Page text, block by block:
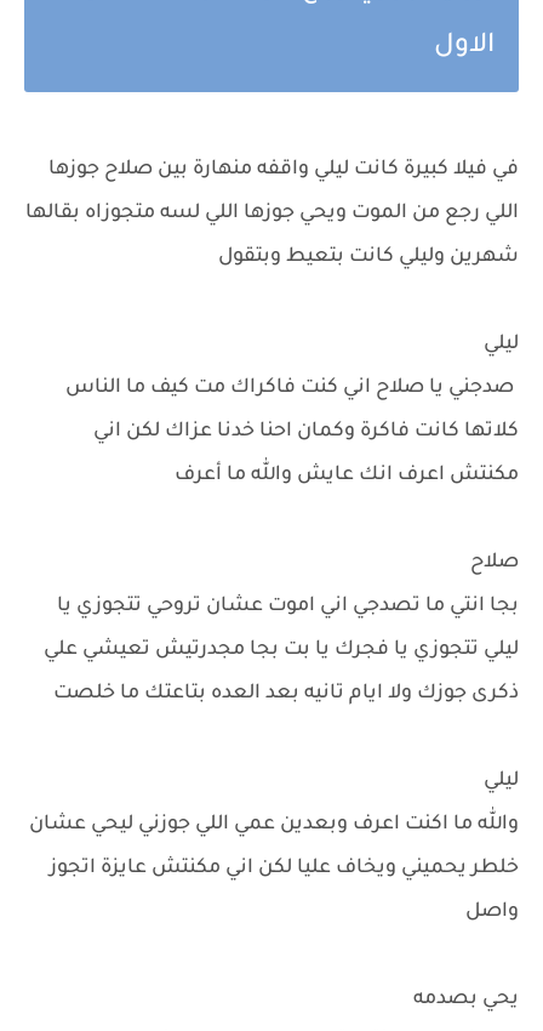
الاول
في فيلا كبيرة كانت ليلي واقفه منهارة بين صلاح جوزها
اللي رجع من الموت ويحي جوزها اللي لسه متجوزاه بقالها
شهرين وليلي كانت بتعيط وبتقول
ليلي
صدجني يا صلاح اني كنت فاكراك مت كيف ما الناس
كلاتها كانت فاكرة وكمان احنا خدنا عزاك لكن اني
مكنتش اعرف انك عايش والله ما أعرف
صلاح
بجا انتي ما تصدجي اني اموت عشان تروحي تتجوزي يا
ليلي تتجوزي يا فجرك يا بت بجا مجدرتيش تعيشي علي
ذكرى جوزك ولا ايام تانيه بعد العده بتاعتك ما خلصت
ليلي
والله ما اكنت اعرف وبعدين عمي اللي جوزني ليحي عشان
خلطر يحميني ويخاف عليا لكن اني مكنتش عايزة اتجوز
واصل
يحي بصدمه